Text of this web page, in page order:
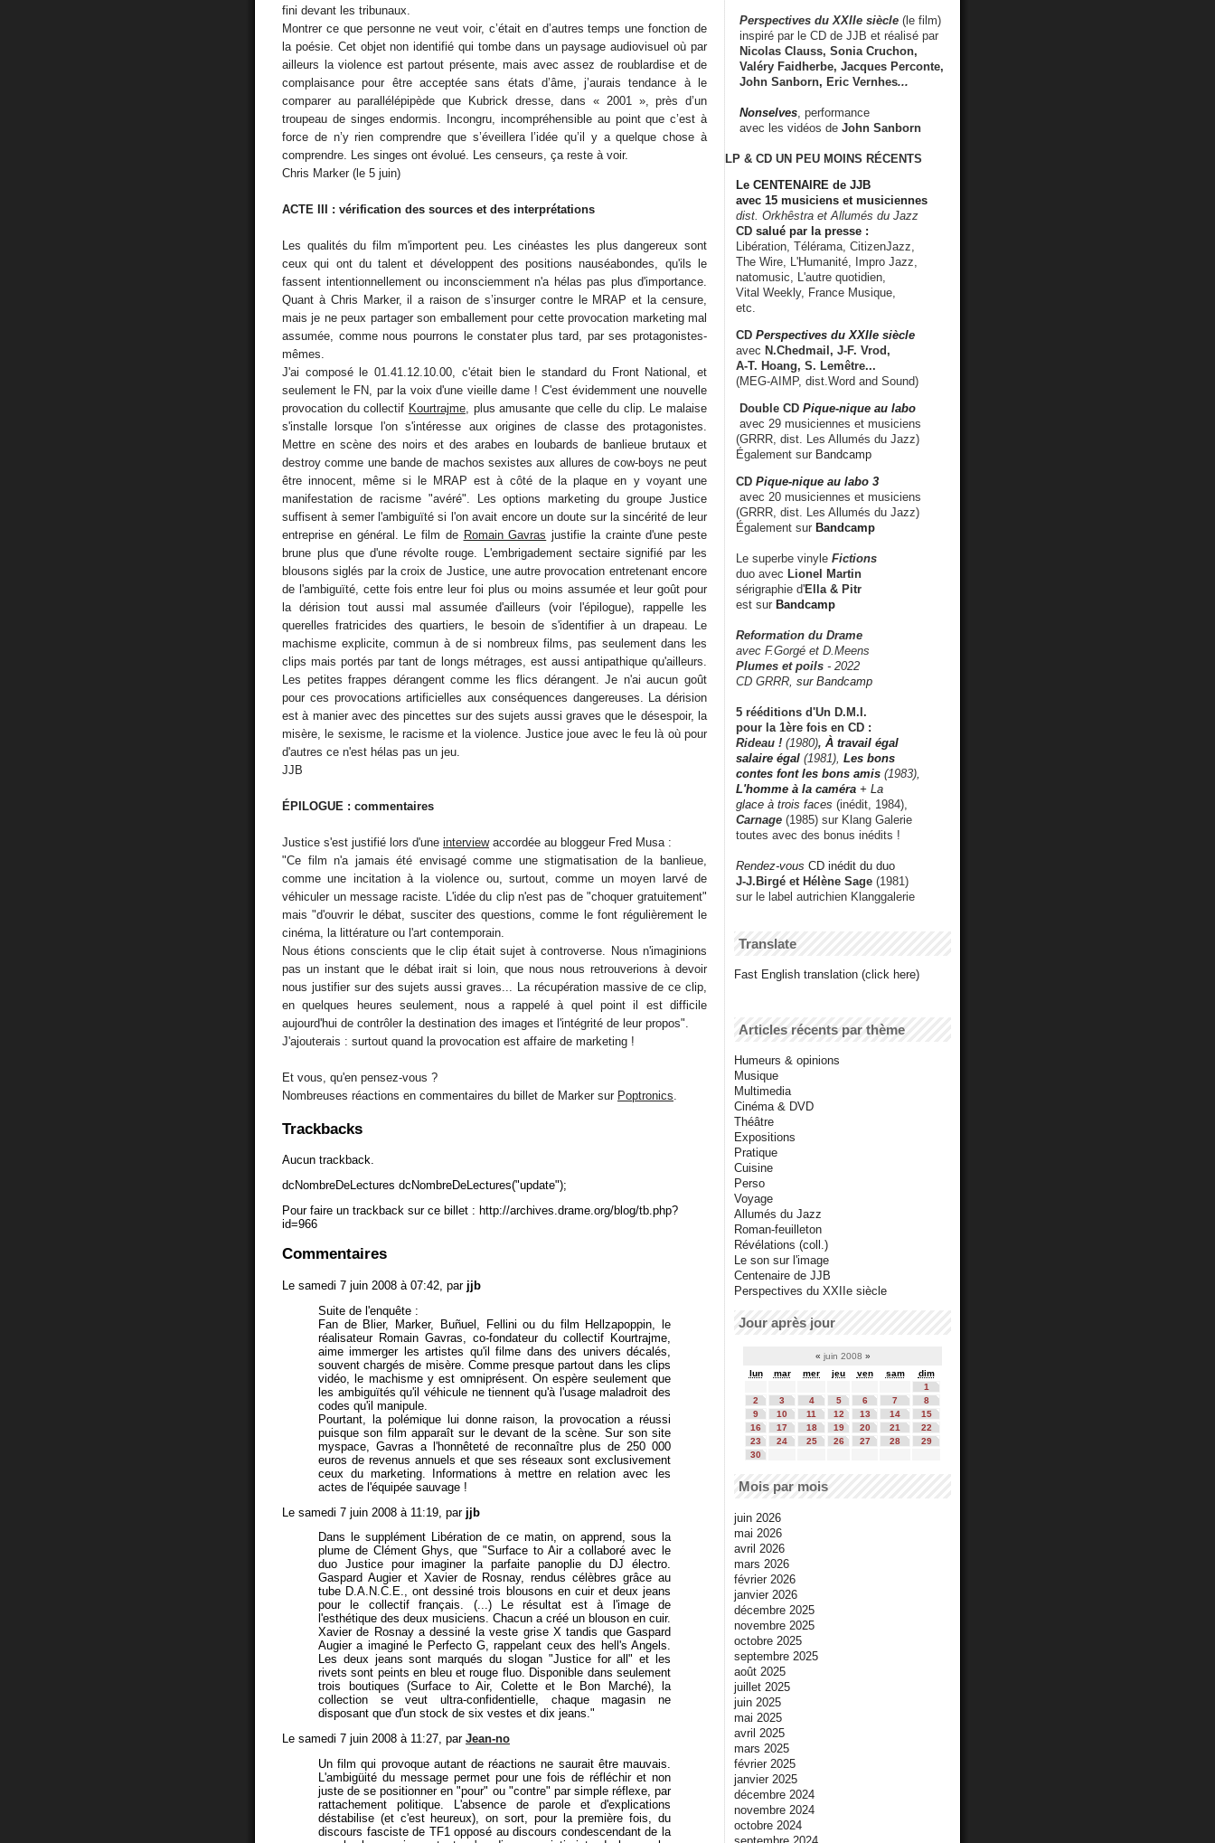
fini devant les tribunaux.
Montrer ce que personne ne veut voir, c’était en d’autres temps une fonction de
la poésie. Cet objet non identifié qui tombe dans un paysage audiovisuel où par
ailleurs la violence est partout présente, mais avec assez de roublardise et de
complaisance pour être acceptée sans états d’âme, j’aurais tendance à le
comparer au parallélépipède que Kubrick dresse, dans « 2001 », près d’un
troupeau de singes endormis. Incongru, incompréhensible au point que c’est à
force de n’y rien comprendre que s’éveillera l’idée qu’il y a quelque chose à
comprendre. Les singes ont évolué. Les censeurs, ça reste à voir.
Chris Marker (le 5 juin)
ACTE III : vérification des sources et des interprétations
Les qualités du film m'importent peu. Les cinéastes les plus dangereux sont
ceux qui ont du talent et développent des positions nauséabondes, qu'ils le
fassent intentionnellement ou inconsciemment n'a hélas pas plus d'importance.
Quant à Chris Marker, il a raison de s’insurger contre le MRAP et la censure,
mais je ne peux partager son emballement pour cette provocation marketing mal
assumée, comme nous pourrons le constater plus tard, par ses protagonistes-
mêmes.
J'ai composé le 01.41.12.10.00, c'était bien le standard du Front National, et
seulement le FN, par la voix d'une vieille dame ! C'est évidemment une nouvelle
provocation du collectif Kourtrajme, plus amusante que celle du clip. Le malaise
s'installe lorsque l'on s'intéresse aux origines de classe des protagonistes.
Mettre en scène des noirs et des arabes en loubards de banlieue brutaux et
destroy comme une bande de machos sexistes aux allures de cow-boys ne peut
être innocent, même si le MRAP est à côté de la plaque en y voyant une
manifestation de racisme "avéré". Les options marketing du groupe Justice
suffisent à semer l'ambiguïté si l'on avait encore un doute sur la sincérité de leur
entreprise en général. Le film de Romain Gavras justifie la crainte d'une peste
brune plus que d'une révolte rouge. L'embrigadement sectaire signifié par les
blousons siglés par la croix de Justice, une autre provocation entretenant encore
de l'ambiguïté, cette fois entre leur foi plus ou moins assumée et leur goût pour
la dérision tout aussi mal assumée d'ailleurs (voir l'épilogue), rappelle les
querelles fratricides des quartiers, le besoin de s'identifier à un drapeau. Le
machisme explicite, commun à de si nombreux films, pas seulement dans les
clips mais portés par tant de longs métrages, est aussi antipathique qu'ailleurs.
Les petites frappes dérangent comme les flics dérangent. Je n'ai aucun goût
pour ces provocations artificielles aux conséquences dangereuses. La dérision
est à manier avec des pincettes sur des sujets aussi graves que le désespoir, la
misère, le sexisme, le racisme et la violence. Justice joue avec le feu là où pour
d'autres ce n'est hélas pas un jeu.
JJB
ÉPILOGUE : commentaires
Justice s'est justifié lors d'une interviewaccordée au bloggeur Fred Musa :
"Ce film n'a jamais été envisagé comme une stigmatisation de la banlieue,
comme une incitation à la violence ou, surtout, comme un moyen larvé de
véhiculer un message raciste. L'idée du clip n'est pas de "choquer gratuitement"
mais "d'ouvrir le débat, susciter des questions, comme le font régulièrement le
cinéma, la littérature ou l'art contemporain.
Nous étions conscients que le clip était sujet à controverse. Nous n'imaginions
pas un instant que le débat irait si loin, que nous nous retrouverions à devoir
nous justifier sur des sujets aussi graves... La récupération massive de ce clip,
en quelques heures seulement, nous a rappelé à quel point il est difficile
aujourd'hui de contrôler la destination des images et l'intégrité de leur propos".
J'ajouterais : surtout quand la provocation est affaire de marketing !
Et vous, qu'en pensez-vous ?
Nombreuses réactions en commentaires du billet de Marker sur Poptronics
Trackbacks
Aucun trackback.
dcNombreDeLectures dcNombreDeLectures("update");
Pour faire un trackback sur ce billet : http://archives.drame.org/blog/tb.php?
id=966
Commentaires
Le samedi 7 juin 2008 à 07:42, par jjb
Suite de l'enquête :
Fan de Blier, Marker, Buñuel, Fellini ou du film Hellzapoppin, le
réalisateur Romain Gavras, co-fondateur du collectif Kourtrajme,
aime immerger les artistes qu'il filme dans des univers décalés,
souvent chargés de misère. Comme presque partout dans les clips
vidéo, le machisme y est omniprésent. On espère seulement que
les ambiguïtés qu'il véhicule ne tiennent qu'à l'usage maladroit des
codes qu'il manipule.
Pourtant, la polémique lui donne raison, la provocation a réussi
puisque son film apparaît sur le devant de la scène. Sur son site
myspace, Gavras a l'honnêteté de reconnaître plus de 250 000
euros de revenus annuels et que ses réseaux sont exclusivement
ceux du marketing. Informations à mettre en relation avec les
actes de l'équipée sauvage !
Le samedi 7 juin 2008 à 11:19, par jjb
Dans le supplément Libération de ce matin, on apprend, sous la
plume de Clément Ghys, que "Surface to Air a collaboré avec le
duo Justice pour imaginer la parfaite panoplie du DJ électro.
Gaspard Augier et Xavier de Rosnay, rendus célèbres grâce au
tube D.A.N.C.E., ont dessiné trois blousons en cuir et deux jeans
pour le collectif français. (...) Le résultat est à l'image de
l'esthétique des deux musiciens. Chacun a créé un blouson en cuir.
Xavier de Rosnay a dessiné la veste grise X tandis que Gaspard
Augier a imaginé le Perfecto G, rappelant ceux des hell's Angels.
Les deux jeans sont marqués du slogan "Justice for all" et les
rivets sont peints en bleu et rouge fluo. Disponible dans seulement
trois boutiques (Surface to Air, Colette et le Bon Marché), la
collection se veut ultra-confidentielle, chaque magasin ne
disposant que d'un stock de six vestes et dix jeans."
Le samedi 7 juin 2008 à 11:27, par Jean-no
Un film qui provoque autant de réactions ne saurait être mauvais.
L'ambigüité du message permet pour une fois de réfléchir et non
juste de se positionner en "pour" ou "contre" par simple réflexe, par
rattachement politique. L'absence de parole et d'explications
déstabilise (et c'est heureux), on sort, pour la première fois, du
discours fasciste de TF1 opposé au discours condescendant de la
Perspectives du XXIIe siècle (le film)
inspiré par le CD de JJB et réalisé par
Nicolas Clauss, Sonia Cruchon,
Valéry Faidherbe, Jacques Perconte,
John Sanborn, Eric Vernhes...
Nonselves , performance
avec les vidéos de John Sanborn
LP & CD UN PEU MOINS RÉCENTS
Le CENTENAIRE de JJB
avec 15 musiciens et musiciennes
dist. Orkhêstra et Allumés du Jazz
CD salué par la presse :
Libération, Télérama, CitizenJazz,
The Wire, L'Humanité, Impro Jazz,
natomusic, L'autre quotidien,
Vital Weekly, France Musique,
etc.
CD Perspectives du XXIIe siècle
avec N.Chedmail, J-F. Vrod,
A-T. Hoang, S. Lemêtre...
(MEG-AIMP, dist.Word and Sound)
Double CD Pique-nique au labo
avec 29 musiciennes et musiciens
(GRRR, dist. Les Allumés du Jazz)
Également sur Bandcamp
CD Pique-nique au labo 3
avec 20 musiciennes et musiciens
(GRRR, dist. Les Allumés du Jazz)
Également sur Bandcamp
Le superbe vinyle Fictions
duo avec Lionel Martin
sérigraphie d'Ella & Pitr
est sur Bandcamp
Reformation du Drame
avec F.Gorgé et D.Meens
Plumes et poils - 2022
CD GRRR, sur Bandcamp
5 rééditions d'Un D.M.I.
pour la 1ère fois en CD :
Rideau ! (1980), À travail égal
salaire égal (1981), Les bons
contes font les bons amis (1983),
L'homme à la caméra + La
glace à trois faces (inédit, 1984),
Carnage (1985) sur Klang Galerie
toutes avec des bonus inédits !
Rendez-vous CD inédit du duo
J-J.Birgé et Hélène Sage (1981)
sur le label autrichien Klanggalerie
Translate
Fast English translation (click here)
Articles récents par thème
Humeurs & opinions
Musique
Multimedia
Cinéma & DVD
Théâtre
Expositions
Pratique
Cuisine
Perso
Voyage
Allumés du Jazz
Roman-feuilleton
Révélations (coll.)
Le son sur l'image
Centenaire de JJB
Perspectives du XXIIe siècle
Jour après jour
« juin 2008 »
lun
mar mer jeu ven sam
dim
1
2
3 4 5 6 7
8
9
10 11 12 13 14
15
16
17 18 19 20 21
22
23
24 25 26 27 28
29
30
Mois par mois
juin 2026
mai 2026
avril 2026
mars 2026
février 2026
janvier 2026
décembre 2025
novembre 2025
octobre 2025
septembre 2025
août 2025
juillet 2025
juin 2025
mai 2025
avril 2025
mars 2025
février 2025
janvier 2025
décembre 2024
novembre 2024
octobre 2024